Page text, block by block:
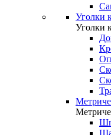
Уголки
Уголки